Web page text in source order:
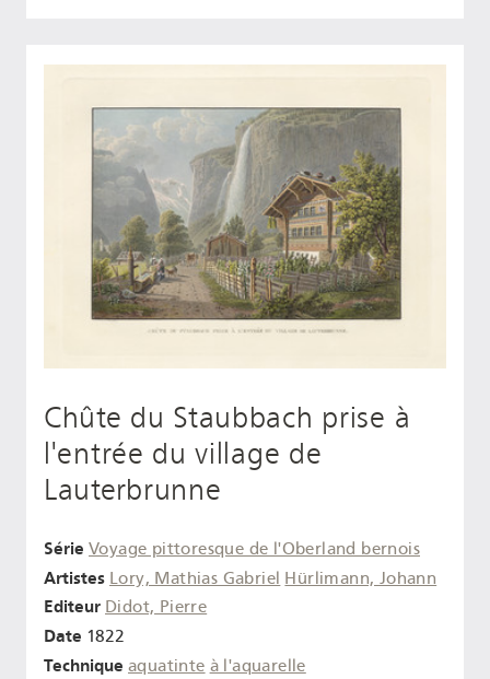
Chûte du Staubbach prise à
l'entrée du village de
Lauterbrunne
Série Voyage pittoresque de l'Oberland bernois
Artistes Lory, Mathias Gabriel Hürlimann, Johann
Editeur Didot, Pierre
Date 1822
Technique aquatinte à l'aquarelle